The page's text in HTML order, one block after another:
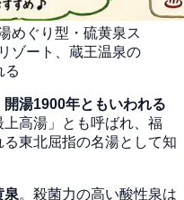
めぐり型・硫黄泉ス
ゾート、蔵王温泉の
る
開湯1900年ともいわれる
高湯」とも呼ばれ、福
東北屈指の名湯として知
泉。殺菌力の高い酸性泉は